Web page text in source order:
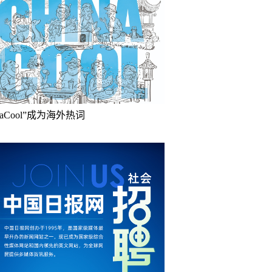
成为海外热词